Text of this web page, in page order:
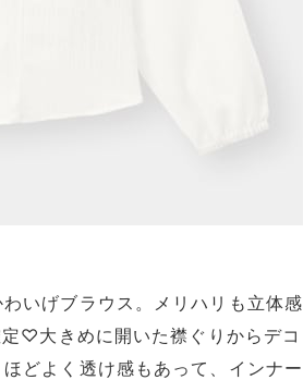
いげブラウス。メリハリも立体感
♡大きめに開いた襟ぐりからデコ
どよく透け感もあって、インナー